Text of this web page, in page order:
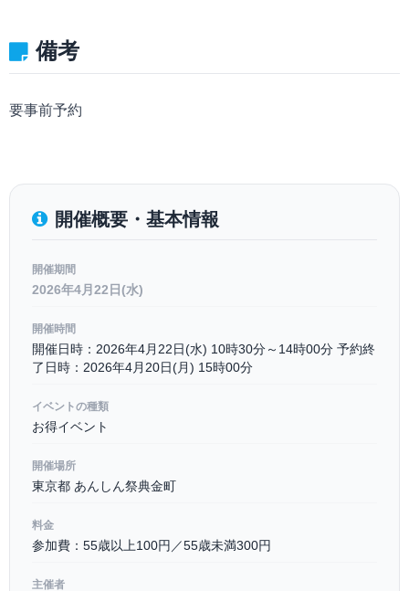
備考
要事前予約
開催概要・基本情報
開催期間
2026年4月22日(水)
開催時間
開催日時：2026年4月22日(水) 10時30分～14時00分 予約終
了日時：2026年4月20日(月) 15時00分
イベントの種類
お得イベント
開催場所
東京都 あんしん祭典金町
料金
参加費：55歳以上100円／55歳未満300円
主催者